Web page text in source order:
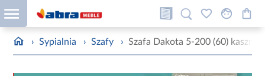
› Sypialnia › Szafy › Szafa Dakota 5-200 (60) kaszmir